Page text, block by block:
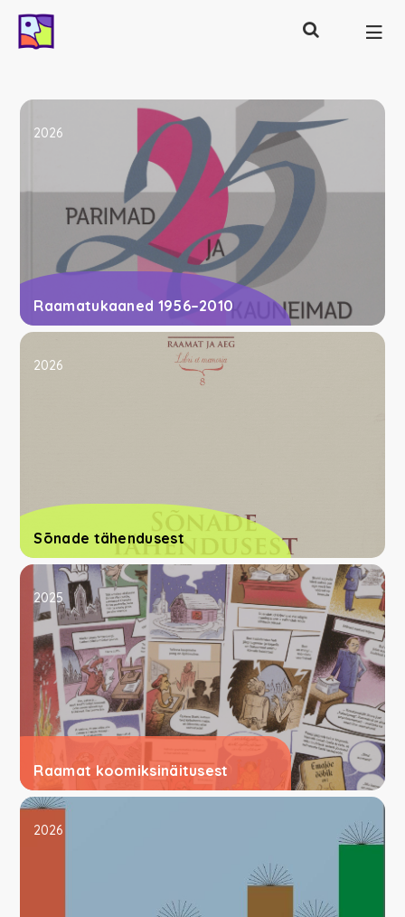
Otsing
Raamatukaaned 1956–2010
2026
Sõnade tähendusest
2026
Raamat koomiksinäitusest
2025
2026